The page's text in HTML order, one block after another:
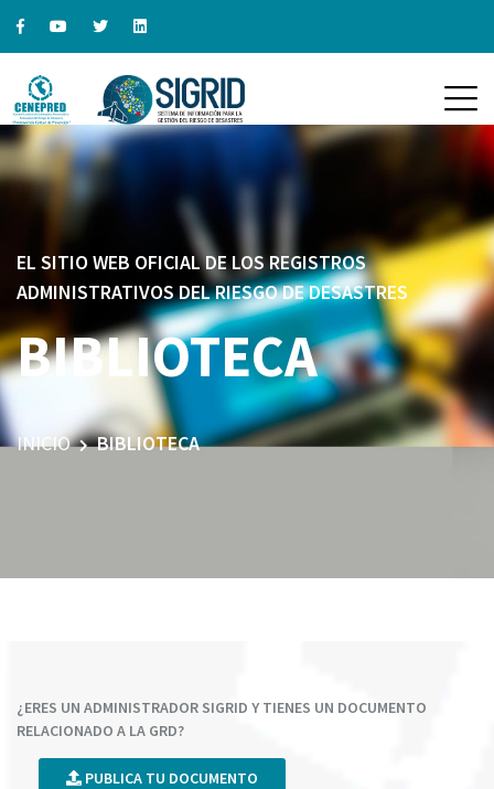
EL SITIO WEB OFICIAL DE LOS REGISTROS
ADMINISTRATIVOS DEL RIESGO DE DESASTRES
BIBLIOTECA
INICIO BIBLIOTECA
¿ERES UN ADMINISTRADOR SIGRID Y TIENES UN DOCUMENTO
RELACIONADO A LA GRD?
PUBLICA TU DOCUMENTO